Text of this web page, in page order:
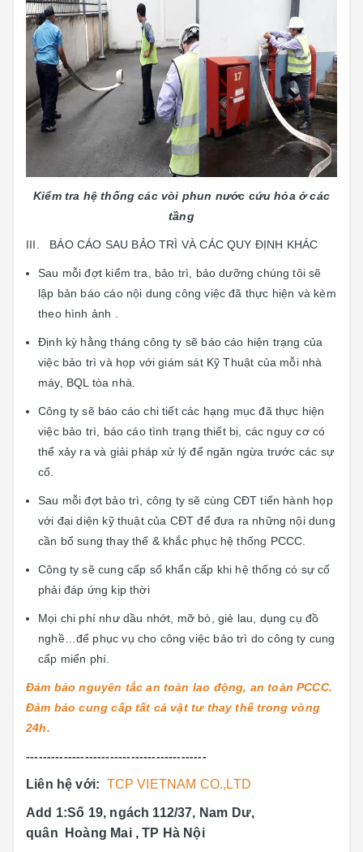
Kiểm tra hệ thống các vòi phun nước cứu hỏa ở các
tầng
III. BÁO CÁO SAU BẢO TRÌ VÀ CÁC QUY ĐỊNH KHÁC
Sau mỗi đợt kiểm tra, bảo trì, bảo dưỡng chúng tôi sẽ
lập bản báo cáo nội dung công việc đã thực hiện và kèm
theo hình ảnh .
Định kỳ hằng tháng công ty sẽ báo cáo hiện trạng của
việc bảo trì và họp với giám sát Kỹ Thuật của mỗi nhà
máy, BQL tòa nhà.
Công ty sẽ báo cáo chi tiết các hạng mục đã thực hiện
việc bảo trì, báo cáo tình trạng thiết bị, các nguy cơ có
thể xảy ra và giải pháp xử lý để ngăn ngừa trước các sự
cố.
Sau mỗi đợt bảo trì, công ty sẽ cùng CĐT tiến hành họp
với đại diện kỹ thuật của CĐT để đưa ra những nội dung
cần bổ sung thay thế & khắc phục hệ thống PCCC.
Công ty sẽ cung cấp số khẩn cấp khi hệ thống có sự cố
phải đáp ứng kịp thời
Mọi chi phí như dầu nhớt, mỡ bò, giẻ lau, dụng cụ đồ
nghề…để phục vụ cho công việc bảo trì do công ty cung
cấp miển phí.
Đảm bảo nguyên tắc an toàn lao động, an toàn PCCC.
Đảm bảo cung cấp tất cả vật tư thay thế trong vòng
24h.
-------------------------------------------
Liên hệ với: TCP VIETNAM CO.,LTD
Add 1:Số 19, ngách 112/37, Nam Dư,
quân Hoàng Mai , TP Hà Nội